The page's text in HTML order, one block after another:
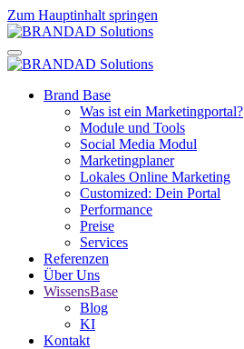
Zum Hauptinhalt springen
Brand Base
Was ist ein Marketingportal?
Module und Tools
Social Media Modul
Marketingplaner
Lokales Online Marketing
Customized: Dein Portal
Performance
Preise
Services
Referenzen
Über Uns
WissensBase
Blog
KI
Kontakt